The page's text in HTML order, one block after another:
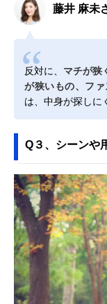
藤井 麻未
反対に、 マチが狭
が狭いもの、フ
は、中身が探しに
Q３、シーンや